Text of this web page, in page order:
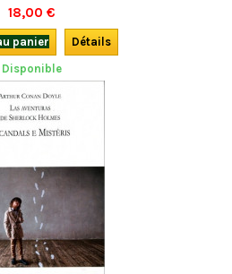
européenne.En occitan, avec CD mp3.
18,00 €
panier
Détails
Disponible